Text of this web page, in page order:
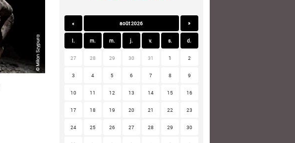
« août 2026 »
l. m. m. j. v. s. d.
27 28 29 30 31 1 2
3 4 5 6 7 8 9
10 11 12 13 14 15 16
17 18 19 20 21 22 23
24 25 26 27 28 29 30